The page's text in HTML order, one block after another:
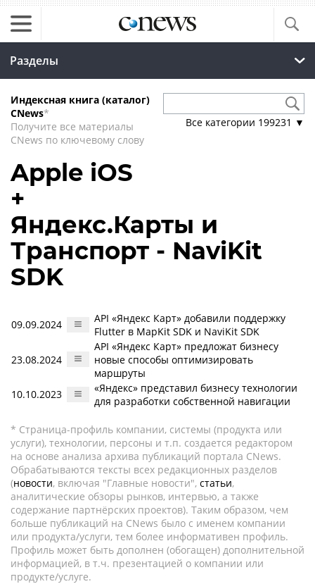
Разделы
Индексная книга (каталог)
CNews*
Получите все материалы
CNews по ключевому слову
Все категории 199231 ▼
Apple iOS
+
Яндекс.Карты и
Транспорт - NaviKit
SDK
09.09.2024
API «Яндекс Карт» добавили поддержку
Flutter в MapKit SDK и NaviKit SDK
23.08.2024
API «Яндекс Карт» предложат бизнесу
новые способы оптимизировать
маршруты
10.10.2023
«Яндекс» представил бизнесу технологии
для разработки собственной навигации
* Страница-профиль компании, системы (продукта или
услуги), технологии, персоны и т.п. создается редактором
на основе анализа архива публикаций портала CNews.
Обрабатываются тексты всех редакционных разделов
(новости, включая "Главные новости", статьи,
аналитические обзоры рынков, интервью, а также
содержание партнёрских проектов). Таким образом, чем
больше публикаций на CNews было с именем компании
или продукта/услуги, тем более информативен профиль.
Профиль может быть дополнен (обогащен) дополнительной
информацией, в т.ч. презентацией о компании или
продукте/услуге.